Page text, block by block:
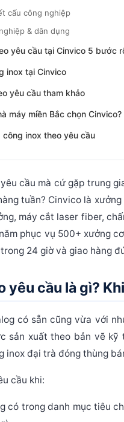
cấu công nghiệp
& dân dụng
yêu cầu tại Cinvico 5 bước
inox tại Cinvico
yêu cầu tham khảo
máy miền Bắc chọn Cinvico?
inox theo yêu cầu
cầu mà cứ gặp trung
tuần? Cinvico là
máy cắt laser fiber,
phục vụ 500+ xưởng
24 giờ và giao hàng
yêu cầu là gì?
có sẵn cũng vừa với
sản xuất theo bản vẽ
inox đại trà đóng thùng
cầu khi:
có trong danh mục tiêu